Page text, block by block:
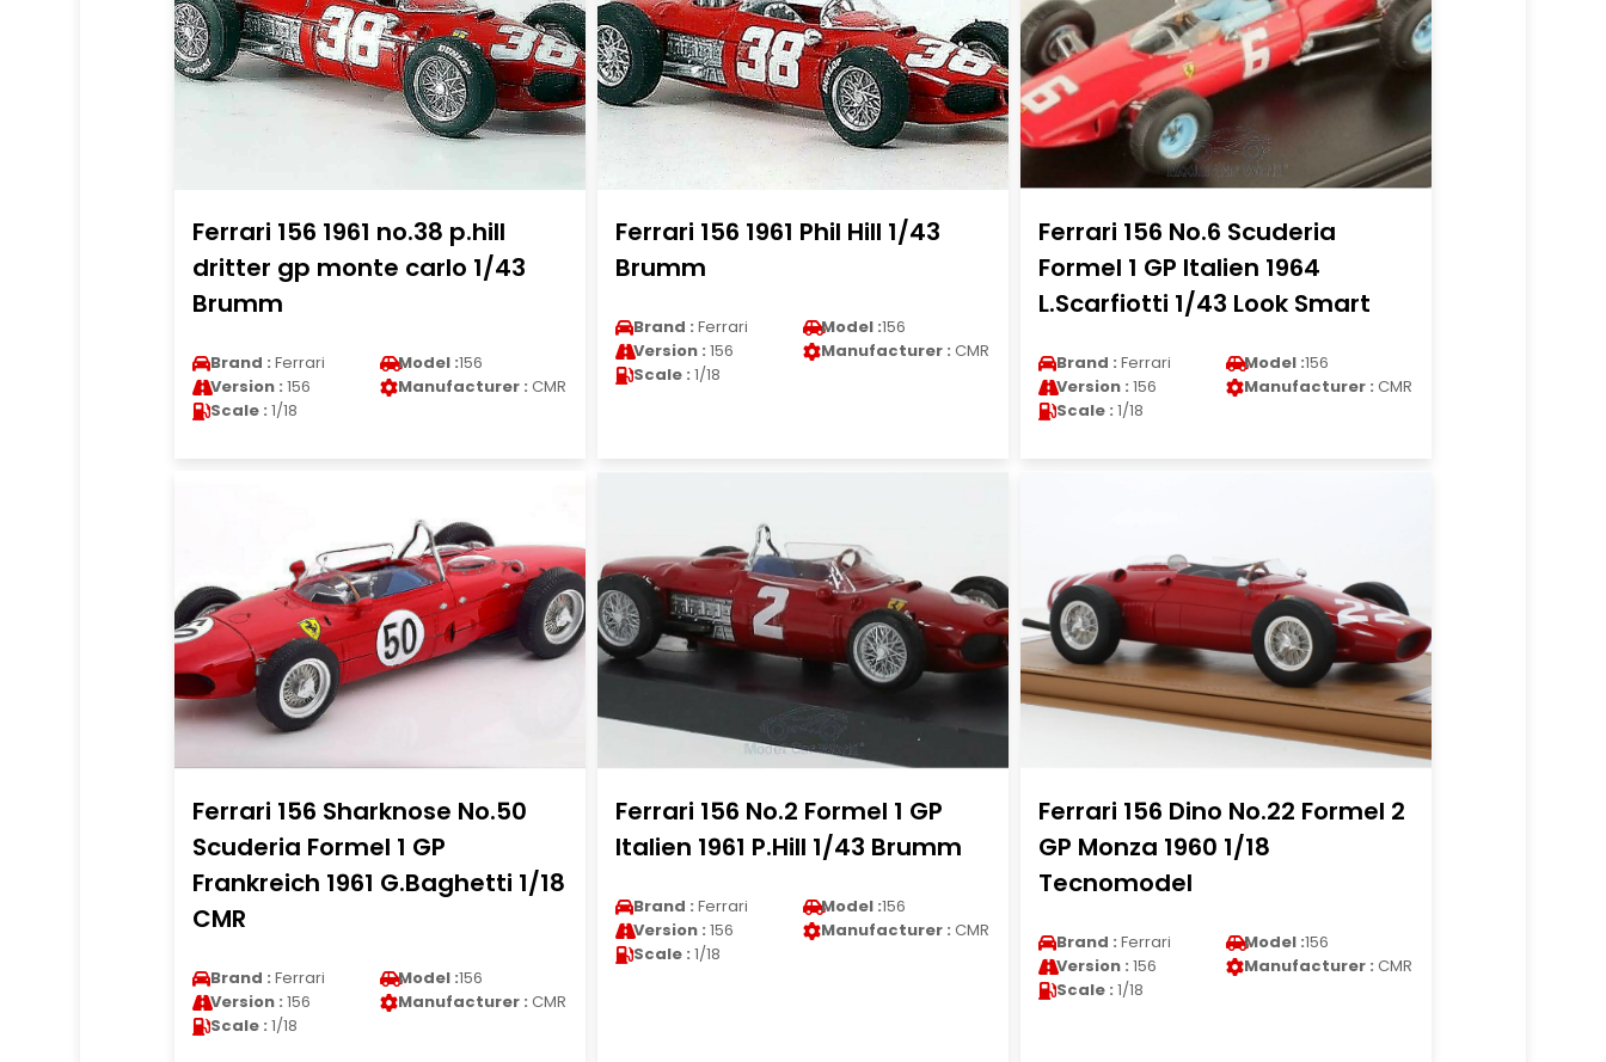
Ferrari 156 1961 no.38 p.hill
dritter gp monte carlo 1/43
Brumm
Brand : Ferrari Model :156
Version : 156 Manufacturer : CMR
Scale : 1/18
Ferrari 156 1961 Phil Hill 1/43
Brumm
Brand : Ferrari Model :156
Version : 156 Manufacturer : CMR
Scale : 1/18
Ferrari 156 No.6 Scuderia
Formel 1 GP Italien 1964
L.Scarfiotti 1/43 Look Smart
Brand : Ferrari Model :156
Version : 156 Manufacturer : CMR
Scale : 1/18
Ferrari 156 Sharknose No.50
Scuderia Formel 1 GP
Frankreich 1961 G.Baghetti 1/18
CMR
Brand : Ferrari Model :156
Version : 156 Manufacturer : CMR
Scale : 1/18
Ferrari 156 No.2 Formel 1 GP
Italien 1961 P.Hill 1/43 Brumm
Brand : Ferrari Model :156
Version : 156 Manufacturer : CMR
Scale : 1/18
Ferrari 156 Dino No.22 Formel 2
GP Monza 1960 1/18
Tecnomodel
Brand : Ferrari Model :156
Version : 156 Manufacturer : CMR
Scale : 1/18